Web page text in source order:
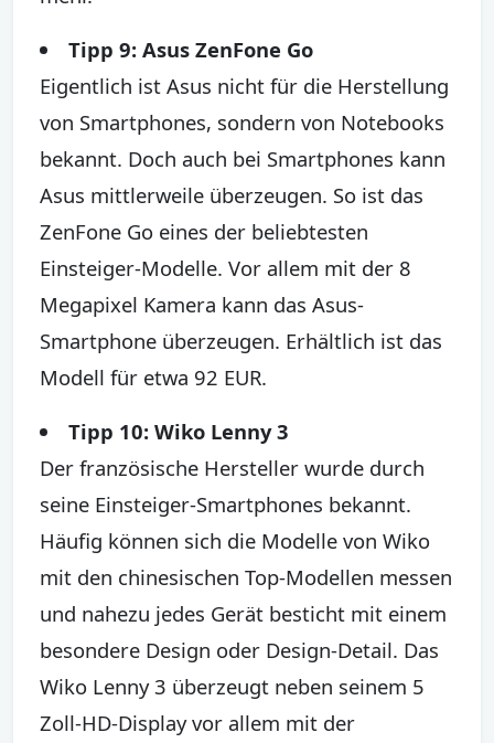
Tipp 9: Asus ZenFone Go
Eigentlich ist Asus nicht für die Herstellung
von Smartphones, sondern von Notebooks
bekannt. Doch auch bei Smartphones kann
Asus mittlerweile überzeugen. So ist das
ZenFone Go eines der beliebtesten
Einsteiger-Modelle. Vor allem mit der 8
Megapixel Kamera kann das Asus-
Smartphone überzeugen. Erhältlich ist das
Modell für etwa 92 EUR.
Tipp 10: Wiko Lenny 3
Der französische Hersteller wurde durch
seine Einsteiger-Smartphones bekannt.
Häufig können sich die Modelle von Wiko
mit den chinesischen Top-Modellen messen
und nahezu jedes Gerät besticht mit einem
besondere Design oder Design-Detail. Das
Wiko Lenny 3 überzeugt neben seinem 5
Zoll-HD-Display vor allem mit der